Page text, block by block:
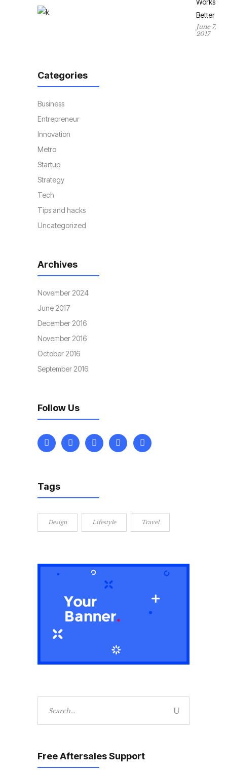
Works
Better
June 7,
2017
Categories
Business
Entrepreneur
Innovation
Metro
Startup
Strategy
Tech
Tips and hacks
Uncategorized
Archives
November 2024
June 2017
December 2016
November 2016
October 2016
September 2016
Follow Us
Tags
Design Lifestyle Travel
Free Aftersales Support